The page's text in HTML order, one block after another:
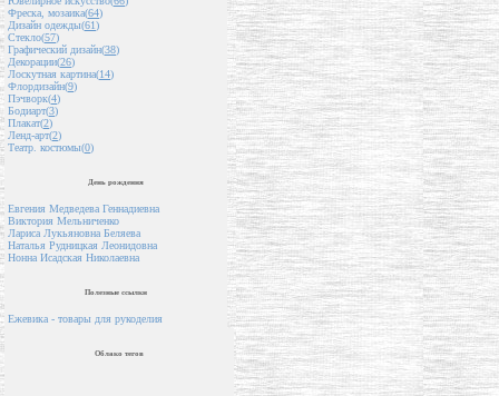
Фреска, мозаика(64)
Дизайн одежды(61)
Стекло(57)
Графический дизайн(38)
Декорации(26)
Лоскутная картина(14)
Флордизайн(9)
Пэчворк(4)
Бодиарт(3)
Плакат(2)
Ленд-арт(2)
Театр. костюмы(0)
День рождения
Евгения Медведева Геннадиевна
Виктория Мельниченко
Лариса Лукьяновна Беляева
Наталья Рудницкая Леонидовна
Нонна Исадская Николаевна
Полезные ссылки
Ежевика - товары для рукоделия
Облако тегов